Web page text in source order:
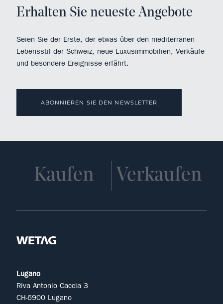
Erhalten Sie neueste Angebote
Seien Sie der Erste, der etwas über den mediterranen
Lebensstil der Schweiz, neue Luxusimmobilien, Verkäufe
und besondere Ereignisse erfährt.
ABONNIEREN SIE DEN NEWSLETTER
Kaufen Verkaufen
Lugano
Riva Antonio Caccia 3
CH-6900 Lugano